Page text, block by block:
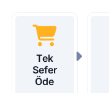
Tek
Sefer
Öde